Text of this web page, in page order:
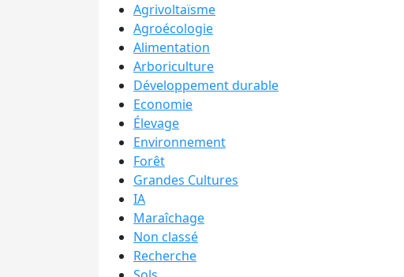
Agrivoltaïsme
Agroécologie
Alimentation
Arboriculture
Développement durable
Economie
Élevage
Environnement
Forêt
Grandes Cultures
IA
Maraîchage
Non classé
Recherche